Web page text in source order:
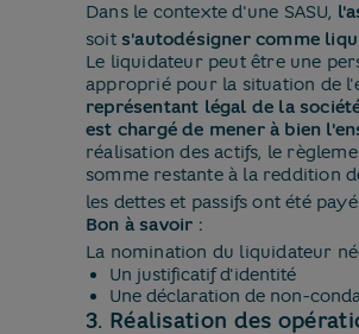
Dans le contexte d'une SASU,
soit s'autodésigner comme
Le liquidateur peut être une
approprié pour la situation de
représentant légal de la
est chargé de mener à bien
réalisation des actifs, le
somme restante à la reddition
les dettes et passifs ont été
Bon à savoir :
La nomination du liquidateur
Un justificatif d'identité
Une déclaration de non-
3. Réalisation des